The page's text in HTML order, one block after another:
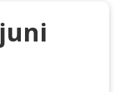
juni